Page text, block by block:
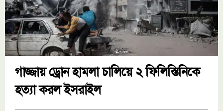
গাজ্জায় ড্রোন হামলা চালিয়ে ২ ফিলিস্তিনিকে
হত্যা করল ইসরাইল